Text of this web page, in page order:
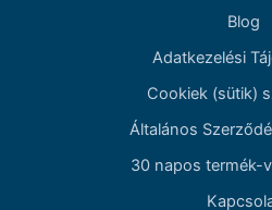
Blog
Adatkezelési
Cookiek (sütik)
Általános
30 napos termék-